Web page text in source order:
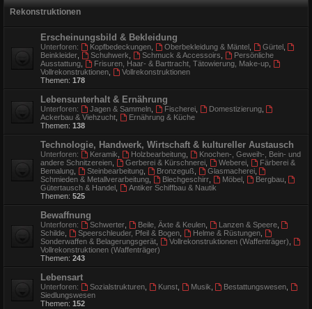
Rekonstruktionen
Erscheinungsbild & Bekleidung
Unterforen: Kopfbedeckungen, Oberbekleidung & Mäntel Gürtel
Beinkleider
Schuhwerk Schmuck & Accessoirs
Persönliche
Ausstattung
Frisuren, Haar- & Barttracht, Tätowierung, Make-up,
Vollrekonstruktionen
Vollrekonstruktionen
Themen: 178
Lebensunterhalt & Ernährung
Unterforen: Jagen & Sammeln, Fischerei, Domestizierung,
Ackerbau & Viehzucht
Ernährung & Küche
Themen: 138
Technologie, Handwerk, Wirtschaft & kultureller Austausch
Unterforen: Keramik Holzbearbeitung,
Knochen-, Geweih-, Bein- und
andere Schnitzereien
Gerberei & Kürschnerei, Weberei,
Färberei &
Bemalung
Steinbearbeitung, Bronzeguß Glasmacherei,
Schmieden & Metallverarbeitung
Blechgeschirr, Möbel Bergbau,
Gütertausch & Handel
Antiker Schiffbau & Nautik
Themen: 525
Bewaffnung
Unterforen: Schwerter, Beile, Äxte & Keulen, Lanzen & Speere,
Schilde
Speerschleuder, Pfeil & Bogen, Helme & Rüstungen,
Sonderwaffen & Belagerungsgerät
Vollrekonstruktionen (Waffenträger)
Vollrekonstruktionen (Waffenträger)
Themen: 243
Lebensart
Unterforen: Sozialstrukturen, Kunst, Musik Bestattungswesen
Siedlungswesen
Themen: 152